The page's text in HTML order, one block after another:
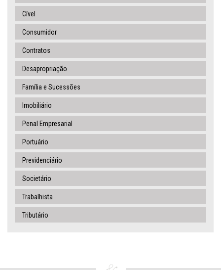
Cível
Consumidor
Contratos
Desapropriação
Família e Sucessões
Imobiliário
Penal Empresarial
Portuário
Previdenciário
Societário
Trabalhista
Tributário